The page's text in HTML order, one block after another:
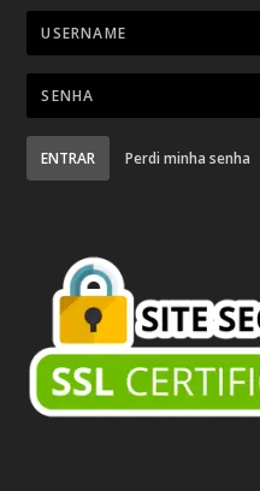
ENTRAR Perdi minha senha